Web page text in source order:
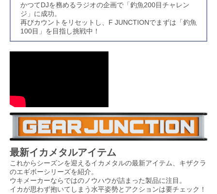
かつてDJを務めるラジオの企画で「釣魚200目チャレン
ジ」に成功。
再びカウントをリセットし、F JUNCTIONでまずは「釣魚
100目」を目指し挑戦中！
最新イカメタルアイテム
これからシーズンを迎えるイカメタルの最新アイテム、キザクラ
のエギボーシリーズを紹介。
ウキメーカーならではのノウハウが詰まった製品に注目。
イカが思わず抱いてしまう水平姿勢とアクションは要チェック！